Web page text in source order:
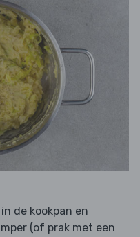
in de kookpan en
(of prak met een